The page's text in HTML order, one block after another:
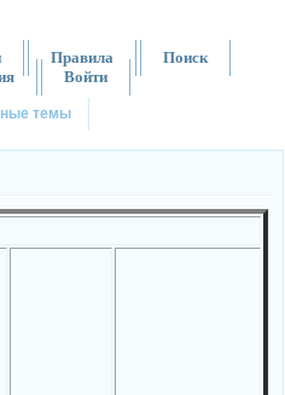
Правила
Поиск
Войти
темы